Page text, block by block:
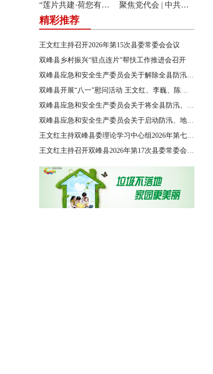
“莲片共建·荷您有约” 2026双峰·锁石花之缘第八届荷花文旅推广体验月盛大开幕 聚焦党代会 | 中共双峰县第十四届委员会举行第一次全体会议
精彩推荐
王文红主持召开2026年第15次县委常委会会议
双峰县乡村振兴“驻点连片”帮扶工作推进会召开
双峰县应急和安全生产委员会关于解除全县防汛、地质灾害、自然灾害救助三级应急响应的通知
双峰县开展“八一”慰问活动 王文红、李巍、陈善干、王德文、李双红参加
双峰县应急和安全生产委员会关于将全县防汛、地质灾害、自然灾害救助应急响应由四级提升至三级的通知
双峰县应急和安全生产委员会关于启动防汛、地质灾害、自然灾害救助四级应急响应的通知
王文红主持双峰县委理论学习中心组2026年第七次集体（扩大）学习
王文红主持召开双峰县2026年第17次县委常委会会议